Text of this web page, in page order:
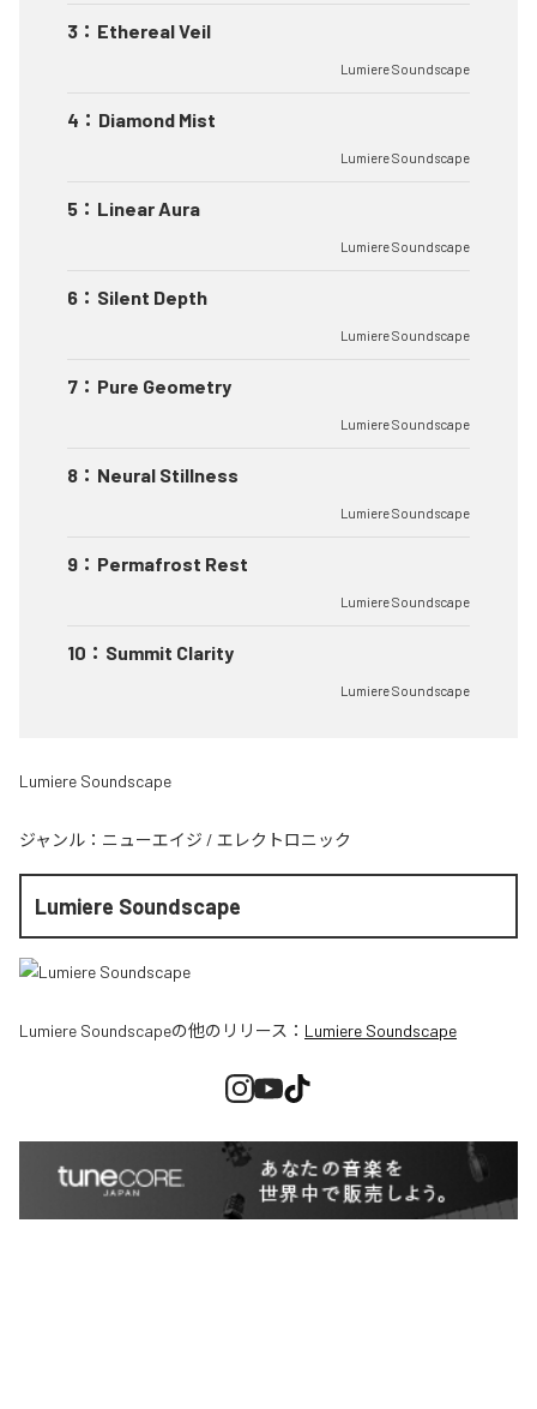
3 ： Ethereal Veil
Lumiere Soundscape
4 ： Diamond Mist
Lumiere Soundscape
5 ： Linear Aura
Lumiere Soundscape
6 ： Silent Depth
Lumiere Soundscape
7 ： Pure Geometry
Lumiere Soundscape
8 ： Neural Stillness
Lumiere Soundscape
9 ： Permafrost Rest
Lumiere Soundscape
10 ： Summit Clarity
Lumiere Soundscape
Lumiere Soundscape
ジャンル： ニューエイジ / エレクトロニック
Lumiere Soundscape
Lumiere Soundscapeの他のリリース： Lumiere Soundscape